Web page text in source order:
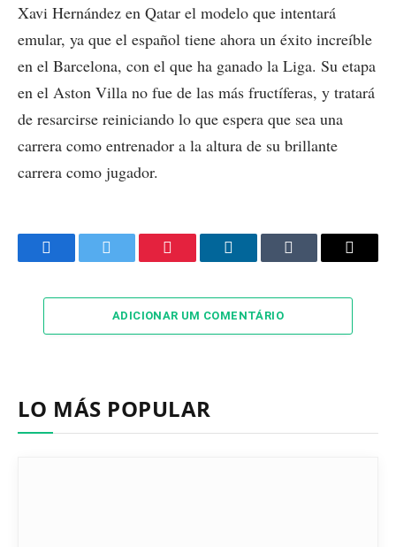
Xavi Hernández en Qatar el modelo que intentará
emular, ya que el español tiene ahora un éxito increíble
en el Barcelona, con el que ha ganado la Liga. Su etapa
en el Aston Villa no fue de las más fructíferas, y tratará
de resarcirse reiniciando lo que espera que sea una
carrera como entrenador a la altura de su brillante
carrera como jugador.
FacebookTwitter Pinterest LinkedInTumblr Email
ADICIONAR UM COMENTÁRIO
LO MÁS POPULAR